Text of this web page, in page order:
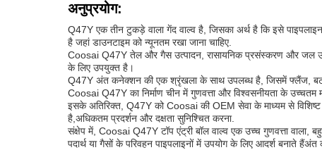
अनुप्रयोग:
Q47Y एक तीन टुकड़े वाला गेंद वाल्व है, जिसका अर्थ है कि इसे
है जहां डाउनटाइम को न्यूनतम रखा जाना चाहिए.
Coosai Q47Y तेल और गैस उत्पादन, रासायनिक प्रसंस्करण और जल
के लिए उपयुक्त है।
Q47Y अंत कनेक्शन की एक श्रृंखला के साथ उपलब्ध है, जिसमें फ्लैंज, बट
Coosai Q47Y का निर्माण चीन में गुणवत्ता और विश्वसनीयता के उच्चतम
इसके अतिरिक्त, Q47Y को Coosai की OEM सेवा के माध्यम से
है,अधिकतम प्रदर्शन और दक्षता सुनिश्चित करना.
संक्षेप में, Coosai Q47Y टॉप एंट्री बॉल वाल्व एक उच्च गुणवत्ता
पदार्थ या गैसों के परिवहन पाइपलाइनों में उपयोग के लिए आदर्श बनाते